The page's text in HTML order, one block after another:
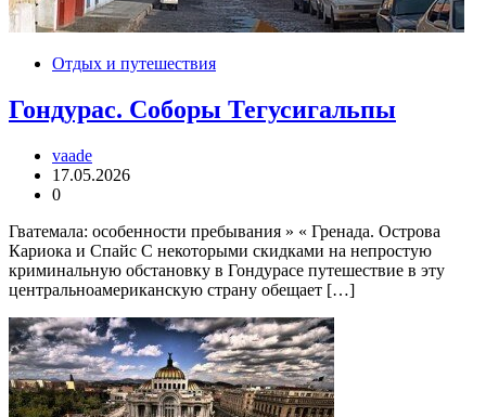
Отдых и путешествия
Гондурас. Соборы Тегусигальпы
vaade
17.05.2026
0
Гватемала: особенности пребывания » « Гренада. Острова
Кариока и Спайс С некоторыми скидками на непростую
криминальную обстановку в Гондурасе путешествие в эту
центральноамериканскую страну обещает […]